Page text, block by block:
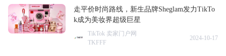
走平价时尚路线，新生品牌Sheglam发力TikTo
k成为美妆界超级巨星
TikTok 卖家门户网
TKFFF
2024-10-17